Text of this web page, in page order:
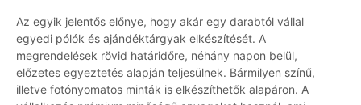
Az egyik jelentős előnye, hogy akár egy darabtól vállal
egyedi pólók és ajándéktárgyak elkészítését. A
megrendelések rövid határidőre, néhány napon belül,
előzetes egyeztetés alapján teljesülnek. Bármilyen színű,
illetve fotónyomatos minták is elkészíthetők alapáron. A